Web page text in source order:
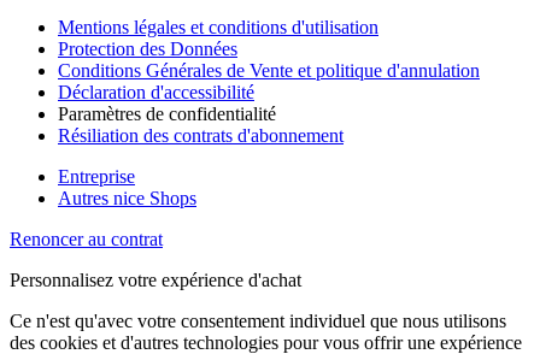
Mentions légales et conditions d'utilisation
Protection des Données
Conditions Générales de Vente et politique d'annulation
Déclaration d'accessibilité
Paramètres de confidentialité
Résiliation des contrats d'abonnement
Entreprise
Autres nice Shops
Renoncer au contrat
Personnalisez votre expérience d'achat
Ce n'est qu'avec votre consentement individuel que nous utilisons
des cookies et d'autres technologies pour vous offrir une expérience